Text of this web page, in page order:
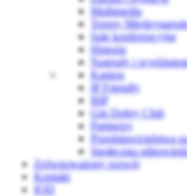
Multimedia
Tereny
Sale konferencyjne
Historia
Nagrody i
Kariera
IP Friendly
BIP
Gin Dobry Club
Partnerzy
Przedstawicielstwa
Społeczna
Zrównoważony rozwój
Kontakt
IOD